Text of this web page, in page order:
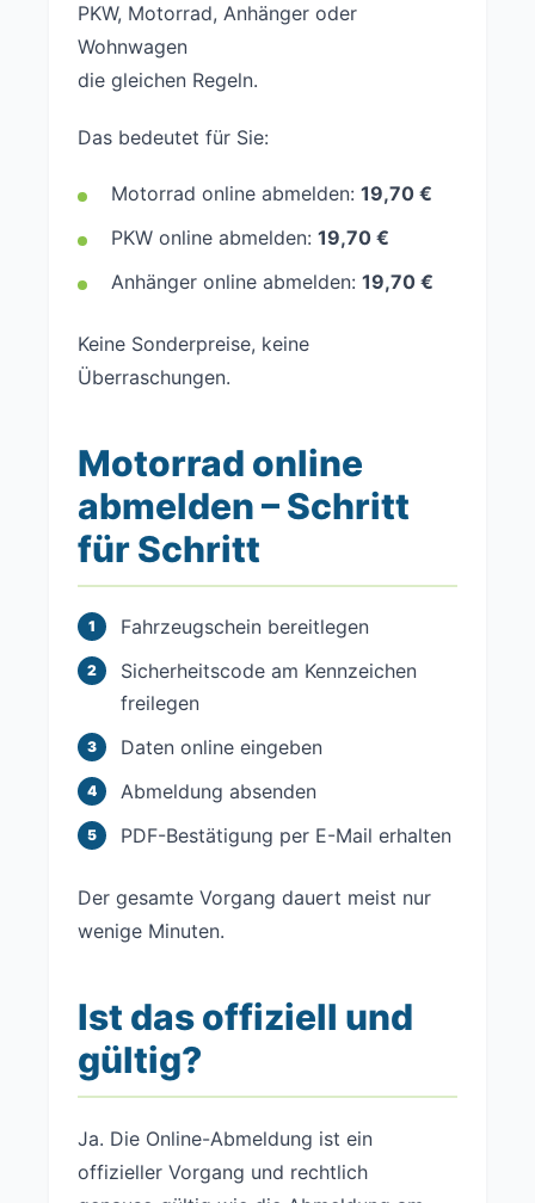
PKW, Motorrad, Anhänger oder
Wohnwagen
die gleichen Regeln.
Das bedeutet für Sie:
Motorrad online abmelden: 19,70 €
PKW online abmelden: 19,70 €
Anhänger online abmelden: 19,70 €
Keine Sonderpreise, keine
Überraschungen.
Motorrad online
abmelden – Schritt
für Schritt
Fahrzeugschein bereitlegen
Sicherheitscode am Kennzeichen
freilegen
Daten online eingeben
Abmeldung absenden
PDF-Bestätigung per E-Mail erhalten
Der gesamte Vorgang dauert meist nur
wenige Minuten.
Ist das offiziell und
gültig?
Ja. Die Online-Abmeldung ist ein
offizieller Vorgang und rechtlich